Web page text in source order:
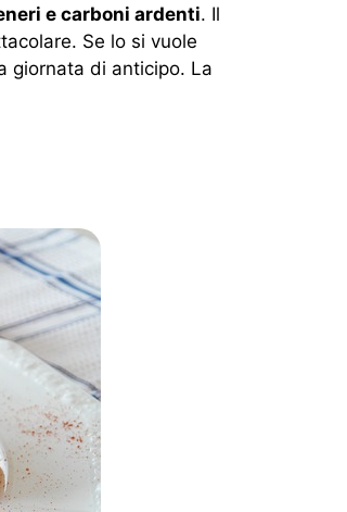
e carboni ardenti. Il
Se lo si vuole
giornata di anticipo. La